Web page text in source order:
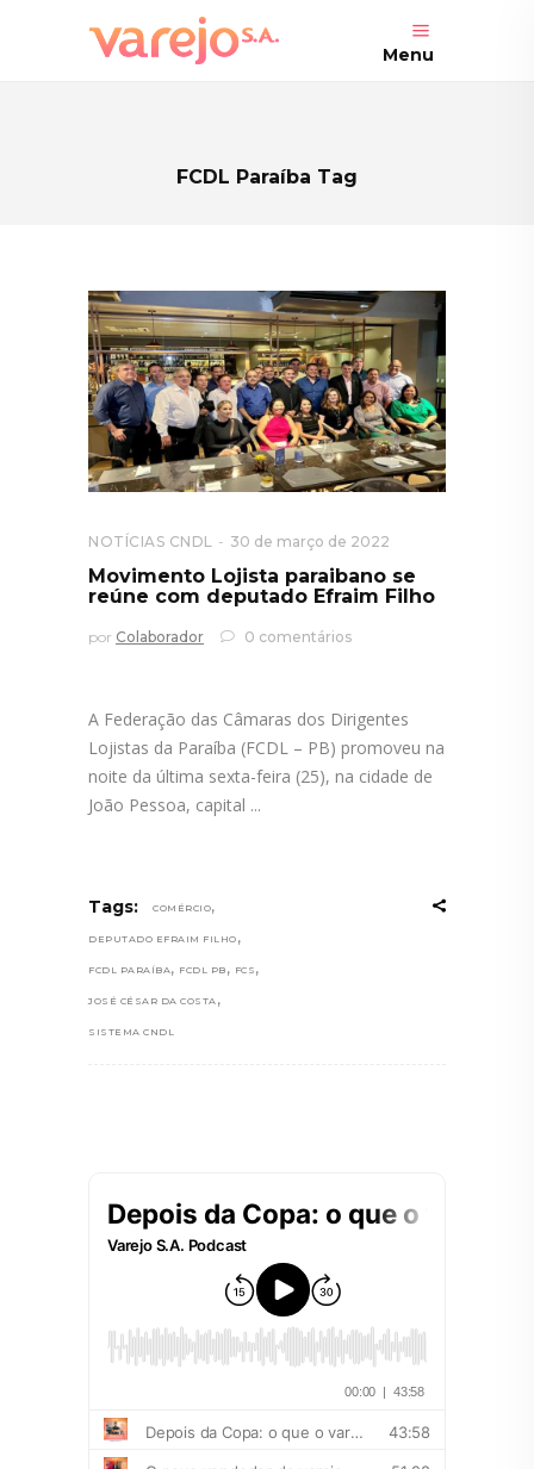
Menu
FCDL Paraíba Tag
NOTÍCIAS CNDL 30 de março de 2022
Movimento Lojista paraibano se
reúne com deputado Efraim Filho
por Colaborador 0 comentários
A Federação das Câmaras dos Dirigentes
Lojistas da Paraíba (FCDL – PB) promoveu na
noite da última sexta-feira (25), na cidade de
João Pessoa, capital
Tags: COMÉRCIO,
DEPUTADO EFRAIM FILHO ,
FCDL PARAÍBA , FCDL PB , FCS ,
JOSÉ CÉSAR DA COSTA ,
SISTEMA CNDL